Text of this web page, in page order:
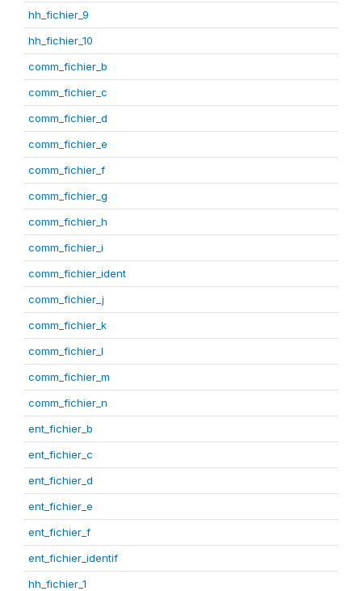
hh_fichier_9
hh_fichier_10
comm_fichier_b
comm_fichier_c
comm_fichier_d
comm_fichier_e
comm_fichier_f
comm_fichier_g
comm_fichier_h
comm_fichier_i
comm_fichier_ident
comm_fichier_j
comm_fichier_k
comm_fichier_l
comm_fichier_m
comm_fichier_n
ent_fichier_b
ent_fichier_c
ent_fichier_d
ent_fichier_e
ent_fichier_f
ent_fichier_identif
hh_fichier_1